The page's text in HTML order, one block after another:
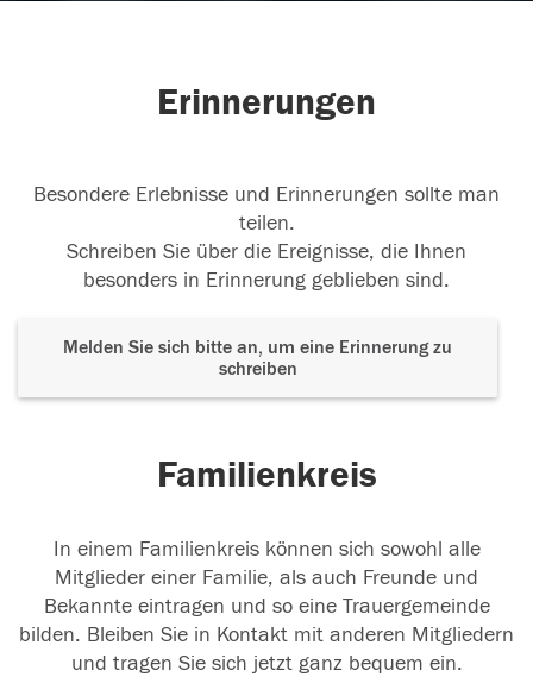
Erinnerungen
Besondere Erlebnisse und Erinnerungen sollte man
teilen.
Schreiben Sie über die Ereignisse, die Ihnen
besonders in Erinnerung geblieben sind.
Melden Sie sich bitte an, um eine Erinnerung zu
schreiben
Familienkreis
In einem Familienkreis können sich sowohl alle
Mitglieder einer Familie, als auch Freunde und
Bekannte eintragen und so eine Trauergemeinde
bilden. Bleiben Sie in Kontakt mit anderen Mitgliedern
und tragen Sie sich jetzt ganz bequem ein.